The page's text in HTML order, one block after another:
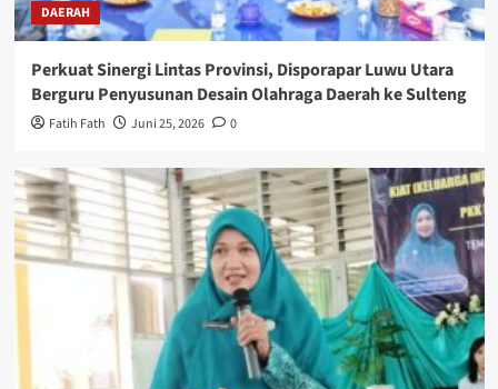
DAERAH
Perkuat Sinergi Lintas Provinsi, Disporapar Luwu Utara
Berguru Penyusunan Desain Olahraga Daerah ke Sulteng
Fatih Fath Juni 25, 2026 0